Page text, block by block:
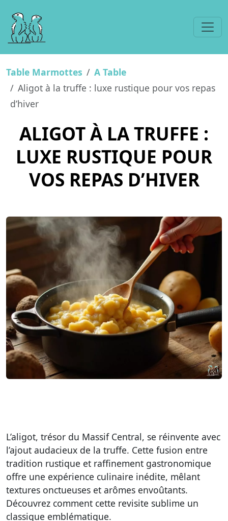
Table Marmottes
A Table
Aligot à la truffe : luxe rustique pour vos repas
d’hiver
ALIGOT À LA TRUFFE :
LUXE RUSTIQUE POUR
VOS REPAS D’HIVER
L’aligot, trésor du Massif Central, se réinvente avec
l’ajout audacieux de la truffe. Cette fusion entre
tradition rustique et raffinement gastronomique
offre une expérience culinaire inédite, mêlant
textures onctueuses et arômes envoûtants.
Découvrez comment cette revisite sublime un
classique emblématique.